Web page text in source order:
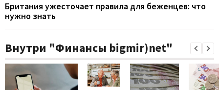
Британия ужесточает правила для беженцев: что
нужно знать
Внутри "Финансы bigmir)net"